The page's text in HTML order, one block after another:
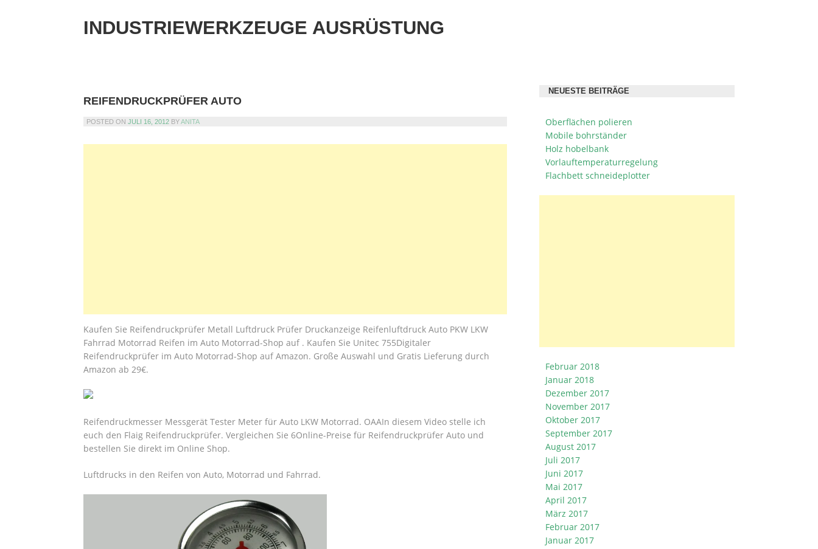
INDUSTRIEWERKZEUGE AUSRÜSTUNG
REIFENDRUCKPRÜFER AUTO
POSTED ON JULI 16, 2012 BYANITA
Kaufen Sie Reifendruckprüfer Metall Luftdruck Prüfer Druckanzeige Reifenluftdruck Auto PKW LKW
Fahrrad Motorrad Reifen im Auto Motorrad-Shop auf . Kaufen Sie Unitec 755Digitaler
Reifendruckprüfer im Auto Motorrad-Shop auf Amazon. Große Auswahl und Gratis Lieferung durch
Amazon ab 29€.
Reifendruckmesser Messgerät Tester Meter für Auto LKW Motorrad. OAAIn diesem Video stelle ich
euch den Flaig Reifendruckprüfer. Vergleichen Sie 6Online-Preise für Reifendruckprüfer Auto und
bestellen Sie direkt im Online Shop.
Luftdrucks in den Reifen von Auto, Motorrad und Fahrrad.
NEUESTE BEITRÄGE
Oberflächen polieren
Mobile bohrständer
Holz hobelbank
Vorlauftemperaturregelung
Flachbett schneideplotter
Februar 2018
Januar 2018
Dezember 2017
November 2017
Oktober 2017
September 2017
August 2017
Juli 2017
Juni 2017
Mai 2017
April 2017
März 2017
Februar 2017
Januar 2017